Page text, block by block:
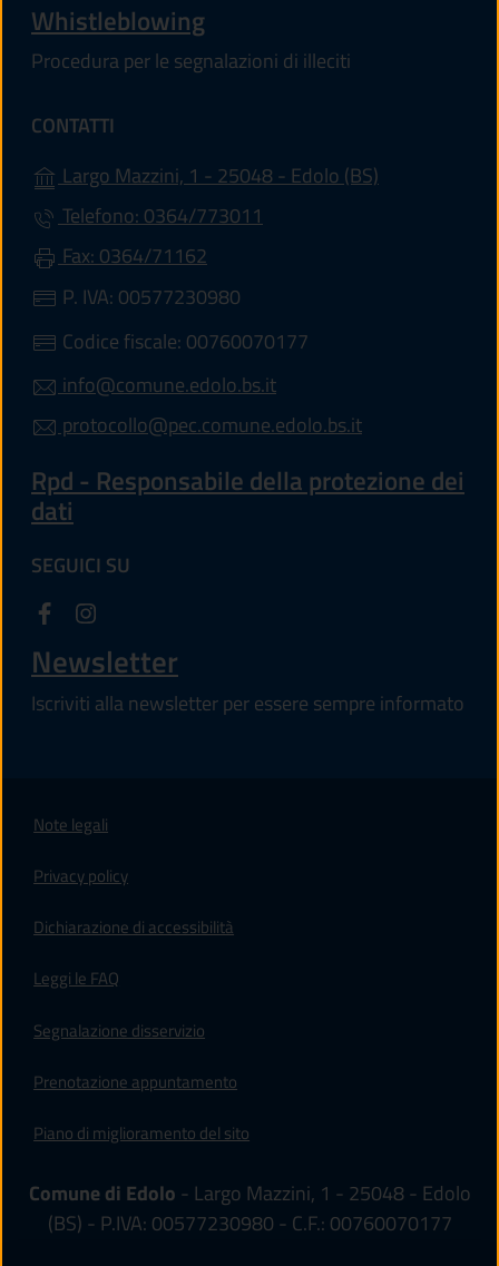
Whistleblowing
Procedura per le segnalazioni di illeciti
CONTATTI
Largo Mazzini, 1 - 25048 - Edolo (BS)
Telefono: 0364/773011
Fax: 0364/71162
P. IVA: 00577230980
Codice fiscale: 00760070177
info@comune.edolo.bs.it
protocollo@pec.comune.edolo.bs.it
Rpd - Responsabile della protezione dei
dati
SEGUICI SU
Newsletter
Iscriviti alla newsletter per essere sempre informato
Note legali
Privacy policy
Dichiarazione di accessibilità
Leggi le FAQ
Segnalazione disservizio
Prenotazione appuntamento
Piano di miglioramento del sito
Comune di Edolo - Largo Mazzini, 1 - 25048 - Edolo
(BS) - P.IVA: 00577230980 - C.F.: 00760070177